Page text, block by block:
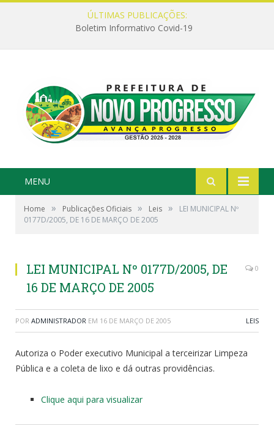
ÚLTIMAS PUBLICAÇÕES:
Boletim Informativo Covid-19
MENU
Home » Publicações Oficiais » Leis »
LEI MUNICIPAL Nº
0177D/2005, DE 16 DE MARÇO DE 2005
LEI MUNICIPAL Nº 0177D/2005, DE
16 DE MARÇO DE 2005
0
POR ADMINISTRADOR EM 16 DE MARÇO DE 2005 LEIS
Autoriza o Poder executivo Municipal a terceirizar Limpeza
Pública e a coleta de lixo e dá outras providências.
Clique aqui para visualizar